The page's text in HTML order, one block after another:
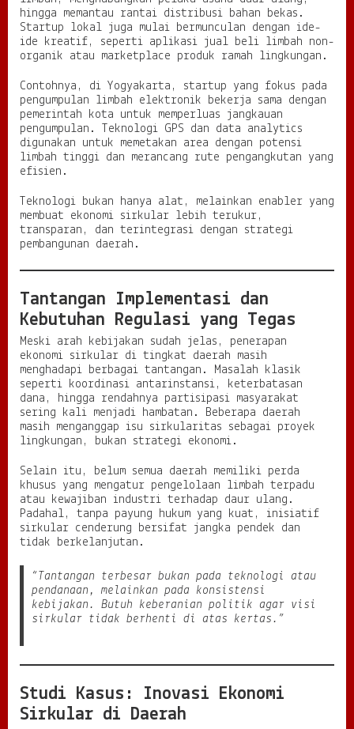
hingga memantau rantai distribusi bahan bekas.
Startup lokal juga mulai bermunculan dengan ide-
ide kreatif, seperti aplikasi jual beli limbah non-
organik atau marketplace produk ramah lingkungan.
Contohnya, di Yogyakarta, startup yang fokus pada
pengumpulan limbah elektronik bekerja sama dengan
pemerintah kota untuk memperluas jangkauan
pengumpulan. Teknologi GPS dan data analytics
digunakan untuk memetakan area dengan potensi
limbah tinggi dan merancang rute pengangkutan yang
efisien.
Teknologi bukan hanya alat, melainkan enabler yang
membuat ekonomi sirkular lebih terukur,
transparan, dan terintegrasi dengan strategi
pembangunan daerah.
Tantangan Implementasi dan
Kebutuhan Regulasi yang Tegas
Meski arah kebijakan sudah jelas, penerapan
ekonomi sirkular di tingkat daerah masih
menghadapi berbagai tantangan. Masalah klasik
seperti koordinasi antarinstansi, keterbatasan
dana, hingga rendahnya partisipasi masyarakat
sering kali menjadi hambatan. Beberapa daerah
masih menganggap isu sirkularitas sebagai proyek
lingkungan, bukan strategi ekonomi.
Selain itu, belum semua daerah memiliki perda
khusus yang mengatur pengelolaan limbah terpadu
atau kewajiban industri terhadap daur ulang.
Padahal, tanpa payung hukum yang kuat, inisiatif
sirkular cenderung bersifat jangka pendek dan
tidak berkelanjutan.
“Tantangan terbesar bukan pada teknologi atau
pendanaan, melainkan pada konsistensi
kebijakan. Butuh keberanian politik agar visi
sirkular tidak berhenti di atas kertas.”
Studi Kasus: Inovasi Ekonomi
Sirkular di Daerah